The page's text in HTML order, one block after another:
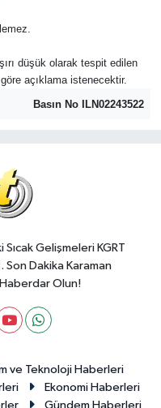
düşük olarak tespit edilen
açıklama istenecektir.
Basın No ILN02243522
Gelişmeleri KGRT
Dakika Karaman
Olun!
ve Teknoloji Haberleri
Ekonomi Haberleri
Gündem Haberleri